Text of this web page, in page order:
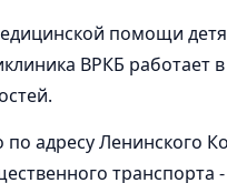
помощи
ВРКБ работает
адресу Ленинского
транспорта